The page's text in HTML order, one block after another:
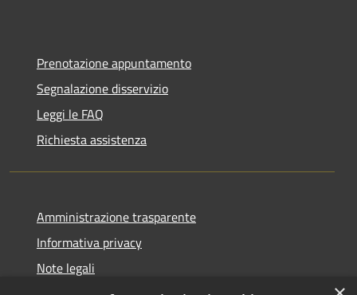
Prenotazione appuntamento
Segnalazione disservizio
Leggi le FAQ
Richiesta assistenza
Amministrazione trasparente
Informativa privacy
Note legali